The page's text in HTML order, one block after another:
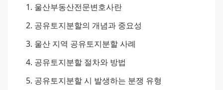
울산부동산전문변호사란
공유토지분할의 개념과 중요성
울산 지역 공유토지분할 사례
공유토지분할 절차와 방법
공유토지분할 시 발생하는 분쟁 유형